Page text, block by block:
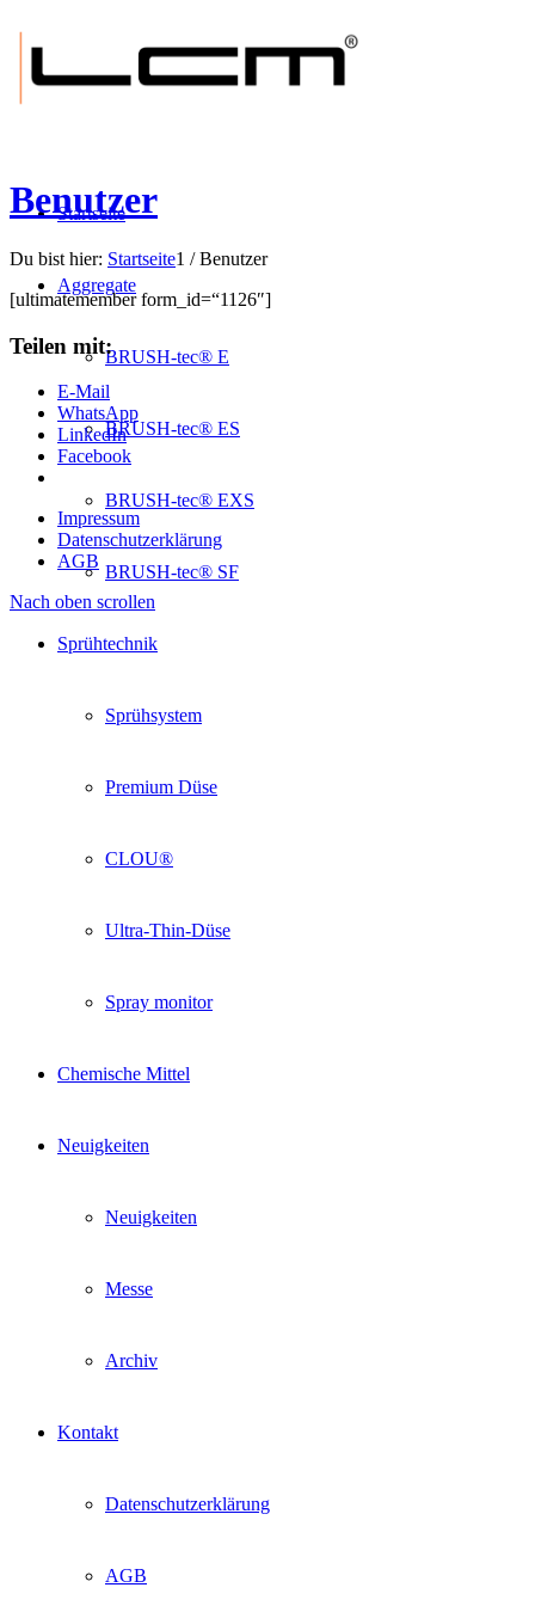
Startseite
Aggregate
BRUSH-tec® E
BRUSH-tec® ES
BRUSH-tec® EXS
BRUSH-tec® SF
Sprühtechnik
Sprühsystem
Premium Düse
CLOU®
Ultra-Thin-Düse
Spray monitor
Chemische Mittel
Neuigkeiten
Neuigkeiten
Messe
Archiv
Kontakt
Datenschutzerklärung
AGB
Benutzer
Du bist hier: Startseite1 / Benutzer
[ultimatemember form_id=“1126″]
Teilen mit:
E-Mail
WhatsApp
LinkedIn
Facebook
Impressum
Datenschutzerklärung
AGB
Nach oben scrollen